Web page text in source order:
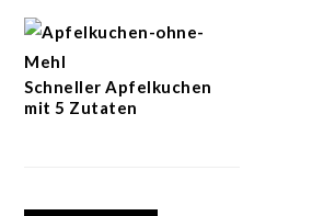
Schneller Apfelkuchen
mit 5 Zutaten